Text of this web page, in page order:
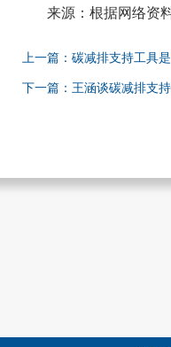
来源：根据网络资
上一篇：碳减排支持工具
下一篇：王涵谈碳减排支